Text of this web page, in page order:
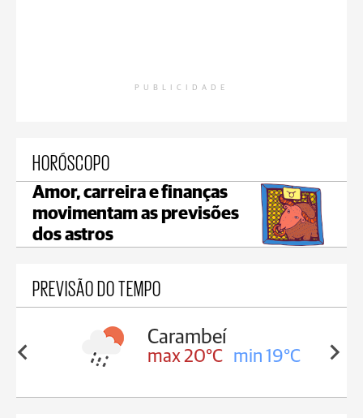
PUBLICIDADE
HORÓSCOPO
Amor, carreira e finanças
movimentam as previsões
dos astros
PREVISÃO DO TEMPO
min 19°C
Jaguariaíva
max 18°C min 18°C